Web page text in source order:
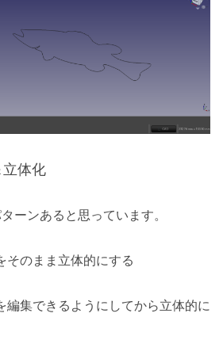
体化
ーンあると思っています。
のまま立体的にする
集できるようにしてから立体的に